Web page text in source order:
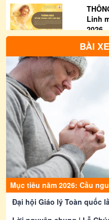
Linh
2026
09/
THƯ
bầu
và
cấp
Linh
Cường
09/
Phó
09/
BÀI
Mục tiêu năm 2026: Cầu